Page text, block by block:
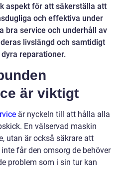
aspekt för att säkerställa att
och effektiva under
bra service och underhåll av
livslängd och samtidigt
reparationer.
är viktigt
är nyckeln till att hålla alla
En välservad maskin
utan är också säkrare att
får den omsorg de behöver
problem som i sin tur kan